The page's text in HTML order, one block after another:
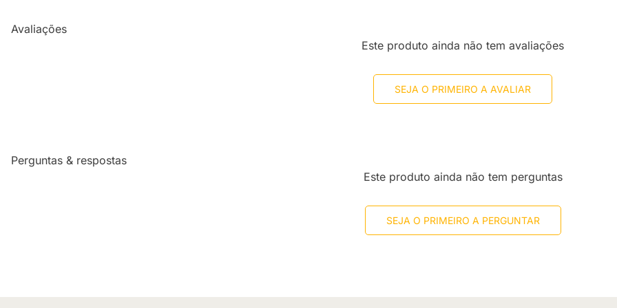
Avaliações
Este produto ainda não tem avaliações
SEJA O PRIMEIRO A AVALIAR
Perguntas & respostas
Este produto ainda não tem perguntas
SEJA O PRIMEIRO A PERGUNTAR